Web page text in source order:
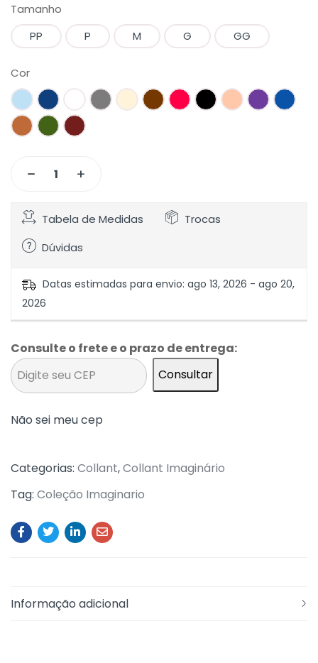
Tamanho
PP
P M G GG
Cor
Tabela de Medidas
Trocas
Dúvidas
Datas estimadas para envio: ago 13, 2026 - ago 20,
2026
Consulte o frete e o prazo de entrega:
Consultar
Não sei meu cep
Categorias: Collant,Collant Imaginário
Tag: Coleção Imaginario
Informação adicional